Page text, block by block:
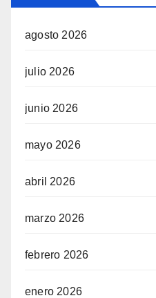
agosto 2026
julio 2026
junio 2026
mayo 2026
abril 2026
marzo 2026
febrero 2026
enero 2026